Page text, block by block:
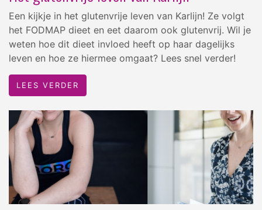
Een kijkje in het glutenvrije leven van Karlijn! Ze volgt
het FODMAP dieet en eet daarom ook glutenvrij. Wil je
weten hoe dit dieet invloed heeft op haar dagelijks
leven en hoe ze hiermee omgaat? Lees snel verder!
LEES VERDER